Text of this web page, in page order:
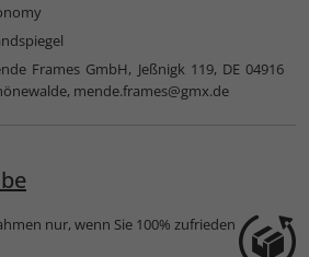
Frames GmbH, Jeßnigk 119, DE 04916
mende.frames@gmx.de
nur, wenn Sie 100% zufrieden